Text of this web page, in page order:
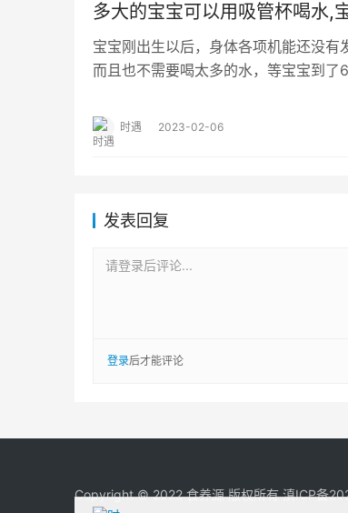
多大的宝宝可以用吸管杯喝水,
宝宝刚出生以后，身体各项机能还没有
而且也不需要喝太多的水，等宝宝到了
时遇 2023-02-06
发表回复
请登录后评论...
登录后才能评论
Copyright © 2022 食养源 版权所有滇ICP备